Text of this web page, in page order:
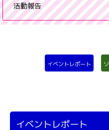
活動報告
イベントレポート
イベントレポート